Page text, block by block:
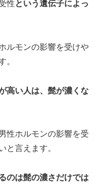
性という遺伝子によっ
ルモンの影響を受けや
。
高い人は、髭が濃くな
性ホルモンの影響を受
と言えます。
のは髭の濃さだけでは